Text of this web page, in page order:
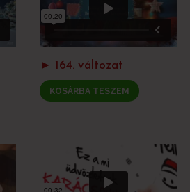
► 164. változat
KOSÁRBA TESZEM